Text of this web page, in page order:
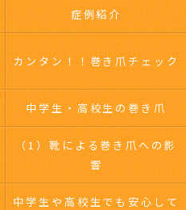
症例紹介
カンタン！！巻き爪チェック
中学生・高校生の巻き爪
（1）靴による巻き爪への影
響
中学生や高校生でも安心して